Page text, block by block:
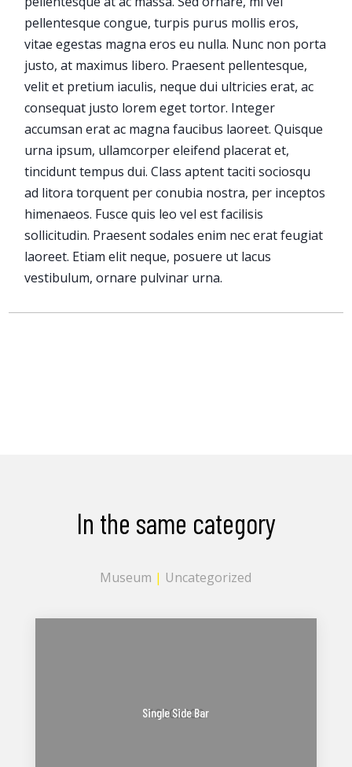
pellentesque congue, turpis purus mollis eros,
vitae egestas magna eros eu nulla. Nunc non porta
justo, at maximus libero. Praesent pellentesque,
velit et pretium iaculis, neque dui ultricies erat, ac
consequat justo lorem eget tortor. Integer
accumsan erat ac magna faucibus laoreet. Quisque
urna ipsum, ullamcorper eleifend placerat et,
tincidunt tempus dui. Class aptent taciti sociosqu
ad litora torquent per conubia nostra, per inceptos
himenaeos. Fusce quis leo vel est facilisis
sollicitudin. Praesent sodales enim nec erat feugiat
laoreet. Etiam elit neque, posuere ut lacus
vestibulum, ornare pulvinar urna.
In the same category
Museum | Uncategorized
Single Side Bar